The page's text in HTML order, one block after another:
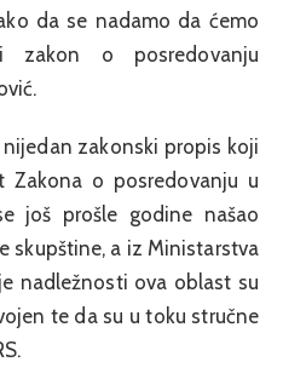
da se nadamo da ćemo
o posredovanju
zakonski propis koji
Zakona o posredovanju u
još prošle godine našao
skupštine, a iz Ministarstva
nadležnosti ova oblast su
te da su u toku stručne